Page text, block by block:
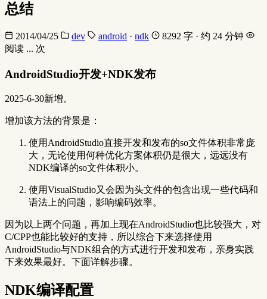
总结
2014/04/25 dev android · ndk
8292 字 · 约 24 分钟
阅读 ... 次
AndroidStudio开发+NDK发布
2025-6-30新增。
增加该方法的背景是：
使用AndroidStudio直接开发和发布的so文件体积非常庞
大，无论使用何种优化方案体积仍是很大，远远没有
NDK编译的so文件体积小。
使用VisualStudio又会因为头文件的包含出现一些代码和
语法上的问题，影响编码效率。
因为以上两个问题，再加上现在AndroidStudio也比较强大，对
C/CPP也能比较好的支持，所以综合下来选择使用
AndroidStudio与NDK组合的方式进行开发和发布，亲身实践
下来效果最好。下面详解步骤。
NDK编译配置